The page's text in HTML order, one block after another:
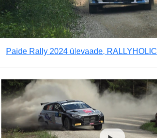
Paide Rally 2024 ülevaade, RALLYHOLIC